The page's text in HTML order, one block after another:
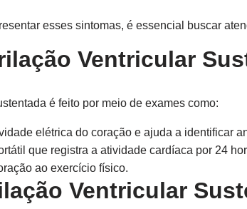
esses sintomas, é essencial buscar
Ventricular
é feito por meio de exames como:
elétrica do coração e ajuda a identificar
que registra a atividade cardíaca por 24
ao exercício físico.
Ventricular